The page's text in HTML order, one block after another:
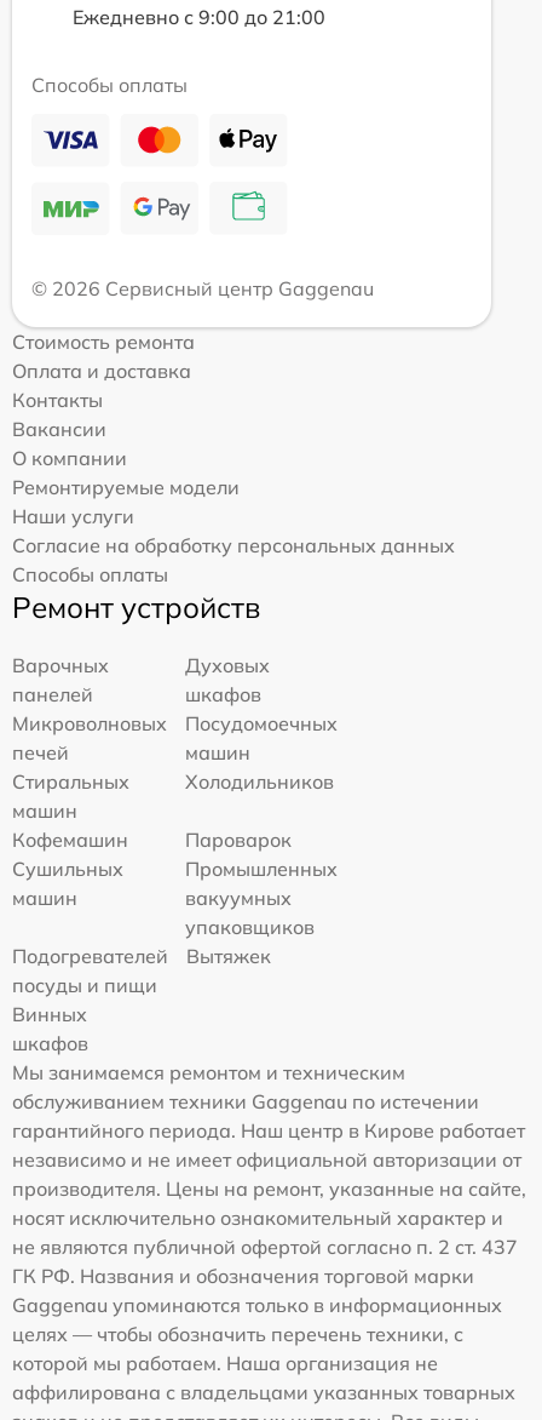
Ежедневно с 9:00 до 21:00
Способы оплаты
© 2026 Сервисный центр Gaggenau
Стоимость ремонта
Оплата и доставка
Контакты
Вакансии
О компании
Ремонтируемые модели
Наши услуги
Согласие на обработку персональных данных
Способы оплаты
Ремонт устройств
Варочных
панелей
Духовых
шкафов
Микроволновых
печей
Посудомоечных
машин
Стиральных
машин
Холодильников
Кофемашин
Пароварок
Сушильных
машин
Промышленных
вакуумных
упаковщиков
Подогревателей
посуды и пищи
Вытяжек
Винных
шкафов
Мы занимаемся ремонтом и техническим
обслуживанием техники Gaggenau по истечении
гарантийного периода. Наш центр в Кирове работает
независимо и не имеет официальной авторизации от
производителя. Цены на ремонт, указанные на сайте,
носят исключительно ознакомительный характер и
не являются публичной офертой согласно п. 2 ст. 437
ГК РФ. Названия и обозначения торговой марки
Gaggenau упоминаются только в информационных
целях — чтобы обозначить перечень техники, с
которой мы работаем. Наша организация не
аффилирована с владельцами указанных товарных